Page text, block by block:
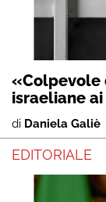
«Colpevole
israeliane
di Daniela Galiè
EDITORIALE